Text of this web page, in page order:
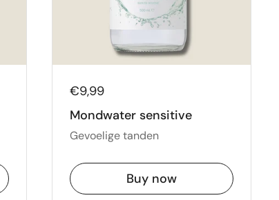
€9,99
Mondwater sensitive
Gevoelige tanden
Buy now